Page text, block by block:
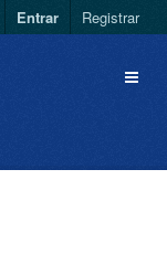
Entrar Registrar